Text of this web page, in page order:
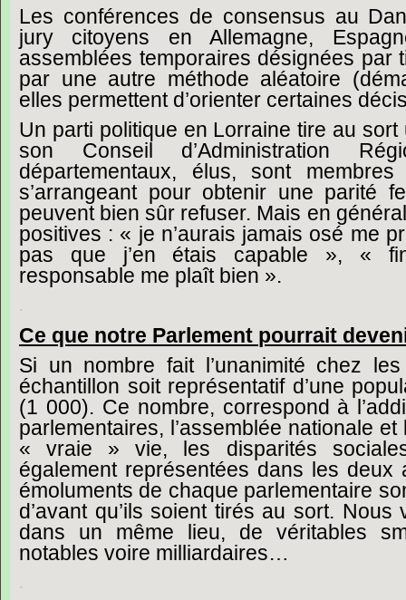
Les conférences de consensus au
jury
citoyens en Allemagne,
assemblées temporaires désignées par
par une autre méthode aléatoire
elles permettent d’orienter certaines
Un parti politique en Lorraine tire au sort
son
Conseil d’Administration
départementaux,
élus, sont
membres
s’arrangeant pour obtenir une parité
peuvent bien sûr refuser. Mais en
positives : « je n’aurais jamais osé me
pas
que j’en étais capable »,
«
responsable me plaît bien ».
.
Ce que notre Parlement pourrait
Si un nombre fait l’unanimité chez
les
échantillon soit représentatif d’une
(1 000). Ce nombre, correspond à
parlementaires, l’assemblée nationale et
« vraie »
vie, les disparités
également représentées dans les deux
émoluments de chaque parlementaire
d’avant qu’ils soient tirés au sort. Nous
dans
un même lieu, de véritables
notables voire milliardaires…
.